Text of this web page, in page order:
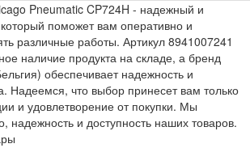
Pneumatic CP724H - надежный и
поможет вам оперативно и
различные работы. Артикул 8941007241
наличие продукта на складе, а бренд
обеспечивает надежность и
Надеемся, что выбор принесет вам только
и удовлетворение от покупки. Мы
надежность и доступность наших товаров.